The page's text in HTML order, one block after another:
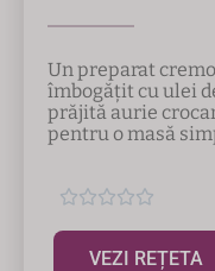
Un preparat
îmbogățit cu ulei
prăjită aurie
pentru o masă

VEZI REȚETA